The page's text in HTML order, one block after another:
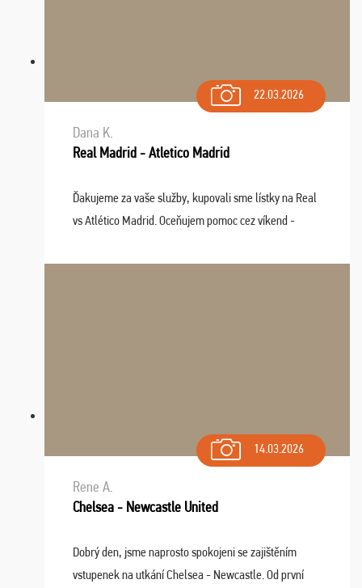
22.03.2026
Dana K.
Real Madrid - Atletico Madrid
Ďakujeme za vaše služby, kupovali sme lístky na Real
vs Atlético Madrid. Oceňujem pomoc cez víkend -
spokojnosti. Sedenie bolo dobré, štadión Barnabéu ...
14.03.2026
Rene A.
Chelsea - Newcastle United
Dobrý den, jsme naprosto spokojeni se zajištěním
vstupenek na utkání Chelsea - Newcastle. Od první